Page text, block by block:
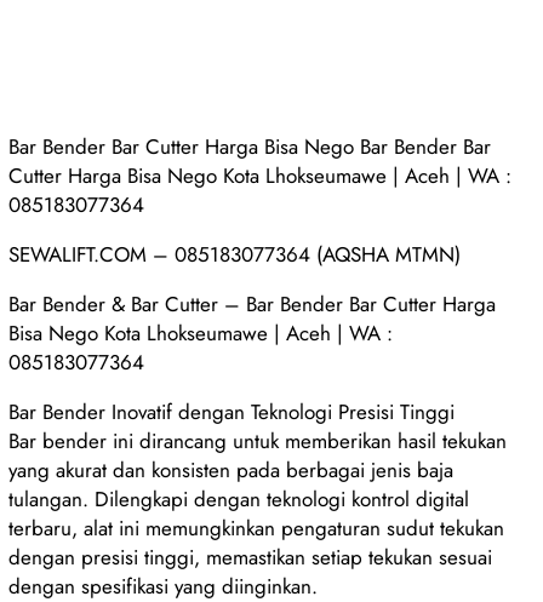
Bar Bender Bar Cutter Harga Bisa Nego Bar Bender Bar
Cutter Harga Bisa Nego Kota Lhokseumawe | Aceh | WA :
085183077364
SEWALIFT.COM – 085183077364 (AQSHA MTMN)
Bar Bender & Bar Cutter – Bar Bender Bar Cutter Harga
Bisa Nego Kota Lhokseumawe | Aceh | WA :
085183077364
Bar Bender Inovatif dengan Teknologi Presisi Tinggi
Bar bender ini dirancang untuk memberikan hasil tekukan
yang akurat dan konsisten pada berbagai jenis baja
tulangan. Dilengkapi dengan teknologi kontrol digital
terbaru, alat ini memungkinkan pengaturan sudut tekukan
dengan presisi tinggi, memastikan setiap tekukan sesuai
dengan spesifikasi yang diinginkan.